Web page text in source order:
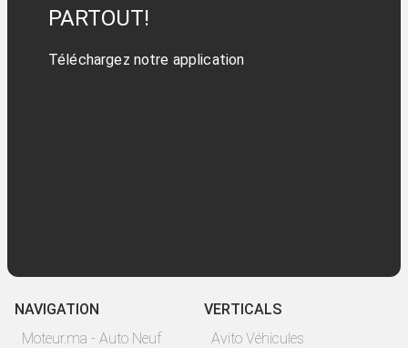
PARTOUT!
Téléchargez notre application
NAVIGATION
Moteur.ma - Auto Neuf
VERTICALS
Avito Véhicules